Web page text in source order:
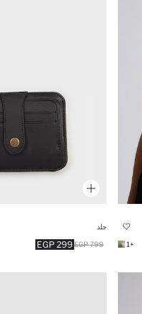
+1
جلد
299 EGP 799 EGP